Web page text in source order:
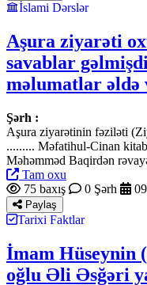
İslami Dərslər
Aşura ziyarəti
savablar
məlumatlar əldə
Şərh :
Aşura ziyarətinin fəziləti
......... Məfatihul-Cinan
Məhəmməd Baqirdən
Tam oxu
75 baxış
0 Şərh
Paylaş
Tarixi Faktlar
İmam Hüseynin
oğlu Əli Əsğəri